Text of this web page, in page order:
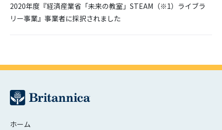
2020年度『経済産業省「未来の教室」STEAM（※1）ライブラ
リー事業』事業者に採択されました
ホーム